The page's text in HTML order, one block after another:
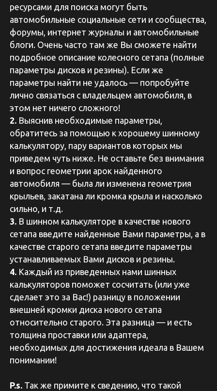
ресурсами для поиска могут быть
автомобильные социальные сети и сообщества,
форумы, интернет журналы и автомобильные
блоги. Очень часто там же Вы сможете найти
подробное описание колесного сетапа (полные
параметры дисков и резины). Если же
параметры найти не удалось — попробуйте
лично связаться с владельцем автомобиля, в
этом нет ничего сложного!
2. Выяснив необходимые параметры,
обратитесь за помощью к хорошему шинному
калькулятору, пару вариантов которых мы
приведем чуть ниже. Не оставьте без внимания
и вопрос геометрии арок найденного
автомобиля — была ли изменена геометрия
крыльев, закатана ли кромка крыла и насколько
сильно, и т.д.
3. В шинном калькуляторе в качестве нового
сетапа введите найденные Вами параметры, а в
качестве старого сетапа введите параметры
устанавливаемых Вами дисков и резины.
4. Каждый из приведенных нами шинных
калькуляторов поможет сосчитать (или уже
сделает это за Вас!) разницу в положении
внешней кромки диска нового сетапа
относительно старого. Эта разница — и есть
толщина проставки или адаптера,
необходимых для достижения идеала в Вашем
понимании!
P.s. Так же примите к сведению, что такой